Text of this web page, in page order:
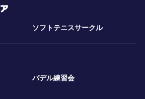
ソフトテニスサークル
パデル練習会